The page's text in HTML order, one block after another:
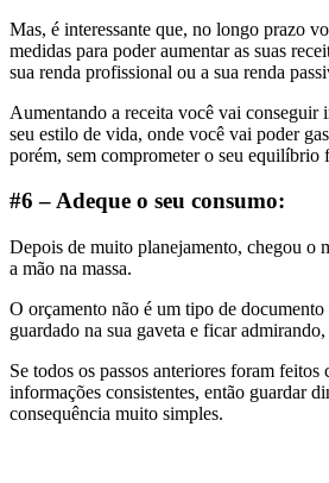
Mas, é interessante que, no longo prazo
medidas para poder aumentar as suas
sua renda profissional ou a sua renda
Aumentando a receita você vai conseguir
seu estilo de vida, onde você vai poder
porém, sem comprometer o seu equilíbrio
#6 – Adeque o seu consumo:
Depois de muito planejamento, chegou o
a mão na massa.
O orçamento não é um tipo de
guardado na sua gaveta e ficar
Se todos os passos anteriores foram feitos
informações consistentes, então guardar
consequência muito simples.